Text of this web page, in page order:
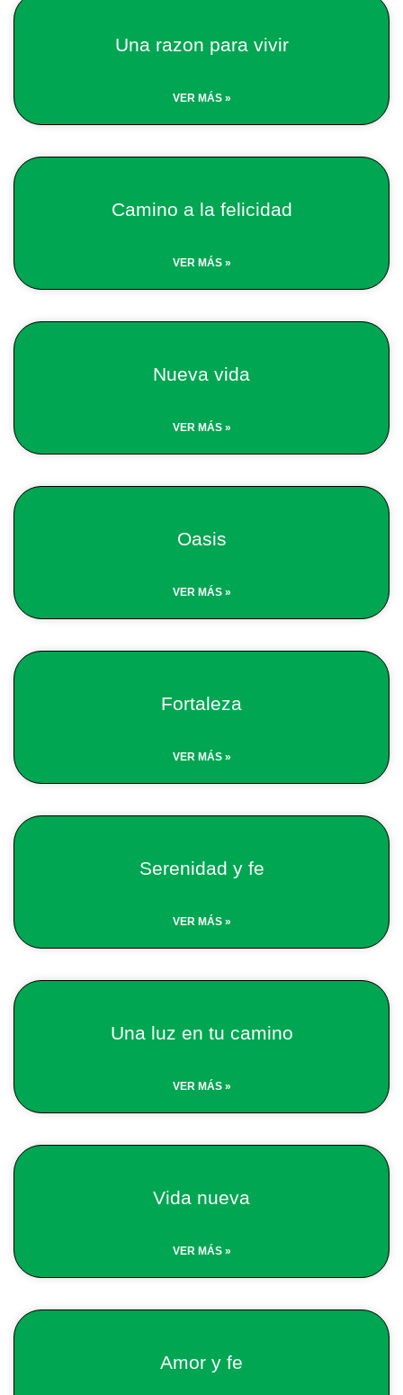
Una razon para vivir
VER MÁS »
Camino a la felicidad
VER MÁS »
Nueva vida
VER MÁS »
Oasis
VER MÁS »
Fortaleza
VER MÁS »
Serenidad y fe
VER MÁS »
Una luz en tu camino
VER MÁS »
Vida nueva
VER MÁS »
Amor y fe